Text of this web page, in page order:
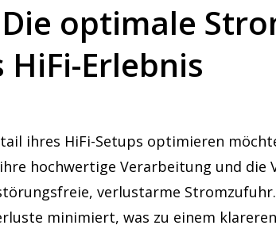
optimale
Erlebnis
ihres HiFi-Setups optimieren
hochwertige Verarbeitung und die
verlustarme
minimiert, was zu einem